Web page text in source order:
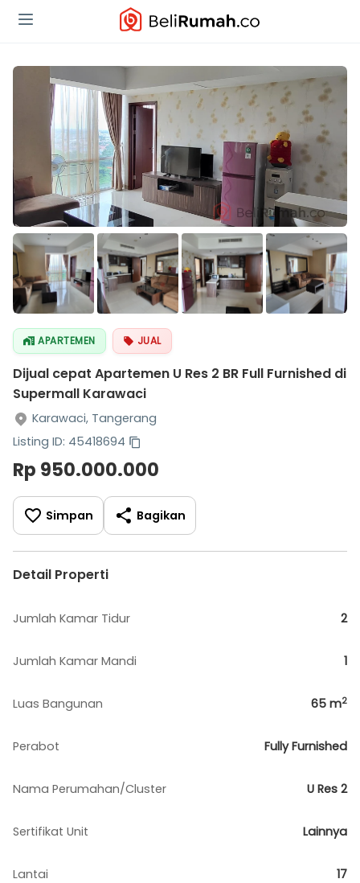
APARTEMEN JUAL
Dijual cepat Apartemen U Res 2 BR Full Furnished di
Supermall Karawaci
Karawaci, Tangerang
Listing ID: 45418694
Rp 950.000.000
Simpan Bagikan
Detail Properti
Jumlah Kamar Tidur 2
Jumlah Kamar Mandi 1
Luas Bangunan 65 m2
Perabot Fully Furnished
Nama Perumahan/Cluster U Res 2
Sertifikat Unit Lainnya
Lantai 17